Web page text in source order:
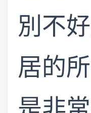
別不
居的